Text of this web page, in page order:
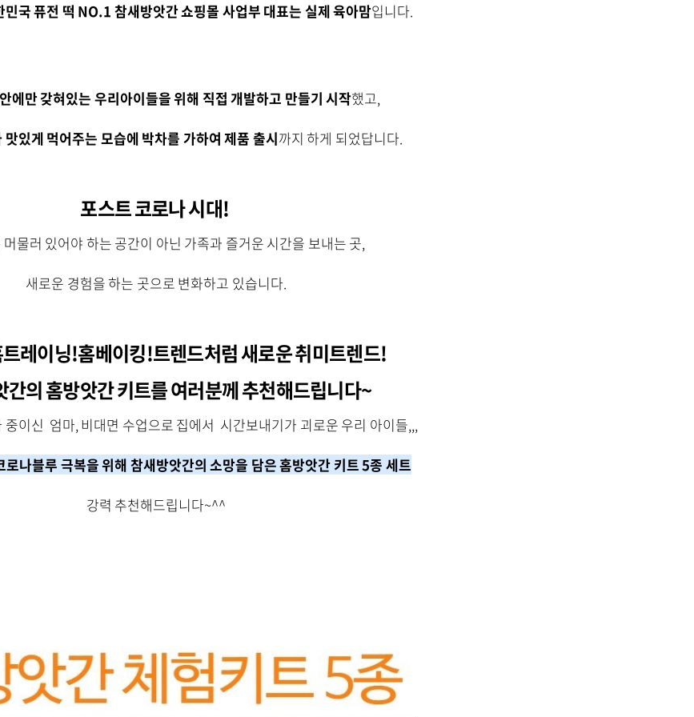
국 퓨전 떡 NO.1 참새방앗간 쇼핑몰 사업부 대표는 실제 육아맘입니다.
에만 갖혀있는 우리아이들을 위해 직접 개발하고 만들기 시작했고,
있게 먹어주는 모습에 박차를 가하여 제품 출시까지 하게 되었답니다.
포스트 코로나 시대!
머물러 있어야 하는 공간이 아닌 가족과 즐거운 시간을 보내는 곳,
새로운 경험을 하는 곳으로 변화하고 있습니다.
레이닝!홈베이킹!트렌드처럼 새로운 취미트렌드!
간의 홈방앗간 키트를 여러분께 추천해드립니다~
중이신 엄마, 비대면 수업으로 집에서 시간보내기가 괴로운 우리 아이들,,,
로나블루 극복을 위해 참새방앗간의 소망을 담은 홈방앗간 키트 5종 세트
강력 추천해드립니다~^^